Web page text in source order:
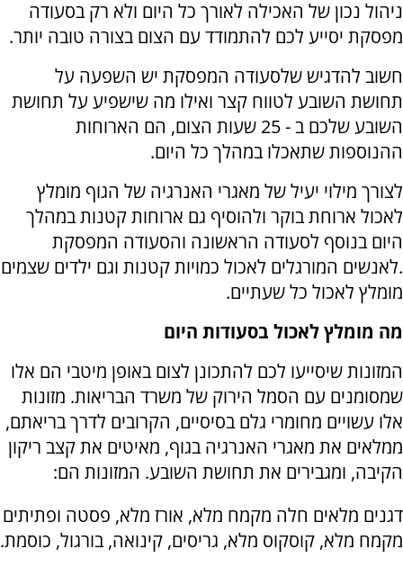
ניהול נכון של האכילה לאורך כל היום ולא רק בסעודה
מפסקת יסייע לכם להתמודד עם הצום בצורה טובה יותר.
חשוב להדגיש שלסעודה המפסקת יש השפעה על
תחושת השובע לטווח קצר ואילו מה שישפיע על תחושת
השובע שלכם ב - 25 שעות הצום, הם הארוחות
ההנוספות שתאכלו במהלך כל היום.
לצורך מילוי יעיל של מאגרי האנרגיה של הגוף מומלץ
לאכול ארוחת בוקר ולהוסיף גם ארוחות קטנות במהלך
היום בנוסף לסעודה הראשונה והסעודה המפסקת
.לאנשים המורגלים לאכול כמויות קטנות וגם ילדים שצמים
מומלץ לאכול כל שעתיים.
מה מומלץ לאכול בסעודות היום
המזונות שיסייעו לכם להתכונן לצום באופן מיטבי הם אלו
שמסומנים עם הסמל הירוק של משרד הבריאות. מזונות
אלו עשויים מחומרי גלם בסיסיים, הקרובים לדרך בריאתם,
ממלאים את מאגרי האנרגיה בגוף, מאיטים את קצב ריקון
הקיבה, ומגבירים את תחושת השובע. המזונות הם:
דגנים מלאים חלה מקמח מלא, אורז מלא, פסטה ופתיתים
מקמח מלא, קוסקוס מלא, גריסים, קינואה, בורגול, כוסמת.